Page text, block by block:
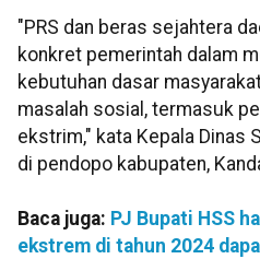
"PRS dan beras sejahtera
konkret pemerintah dalam
kebutuhan dasar
masalah sosial, termasuk
ekstrim," kata Kepala Dinas
di pendopo kabupaten,
Baca juga: PJ Bupati HSS
ekstrem di tahun 2024